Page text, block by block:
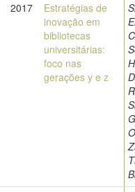
2017
Estratégias de
inovação em
bibliotecas
universitárias:
foco nas
gerações y e z